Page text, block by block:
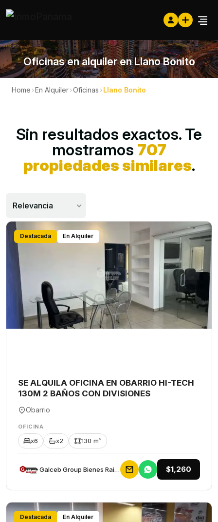
Oficinas en alquiler en Llano Bonito
Home ›En Alquiler›Oficinas ›Llano Bonito
Sin resultados exactos. Te
mostramos 707
propiedades similares.
Relevancia
Destacada En Alquiler
SE ALQUILA OFICINA EN OBARRIO HI-TECH
130M 2 BAÑOS CON DIVISIONES
Obarrio
OFICINA
x6 x2 130 m²
Galceb Group Bienes Raices $1,260
Destacada En Alquiler